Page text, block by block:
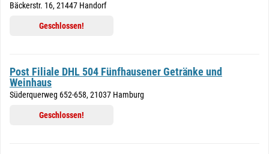
Bäckerstr. 16, 21447 Handorf
Geschlossen!
Post Filiale DHL 504 Fünfhausener Getränke und
Weinhaus
Süderquerweg 652-658, 21037 Hamburg
Geschlossen!